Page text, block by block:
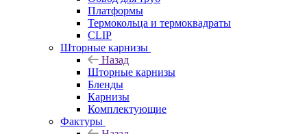
Платформы
Термокольца и термоквадраты
CLIP
Шторные карнизы
Назад
Шторные карнизы
Бленды
Карнизы
Комплектующие
Фактуры